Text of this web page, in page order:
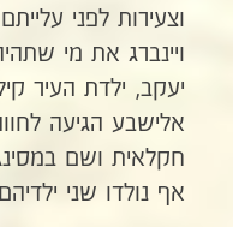
וצעירות לפני
ויינברג את מי
יעקב, ילדת העיר
אלישבע הגיעה
חקלאית ושם
אף נולדו שני